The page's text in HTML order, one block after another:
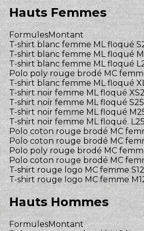
Hauts Femmes
FormulesMontant
T-shirt blanc femme ML floqué S
T-shirt blanc femme ML floqué M
T-shirt blanc femme ML floqué L
Polo poly rouge brodé MC
T-shirt blanc femme ML floqué
T-shirt noir femme ML floqué XS
T-shirt noir femme ML floqué S
T-shirt noir femme ML floqué M
T-shirt noir femme ML floqué. L
Polo coton rouge brodé MC
Polo coton rouge brodé MC
Polo poly rouge brodé MC
Polo coton rouge brodé MC
T-shirt rouge logo MC femme S
T-shirt rouge logo MC femme M
Hauts Hommes
FormulesMontant